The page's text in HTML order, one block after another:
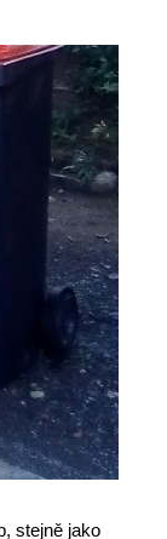
stejně jako